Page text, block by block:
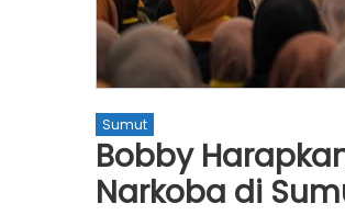
Sumut
Bobby
Narkoba di